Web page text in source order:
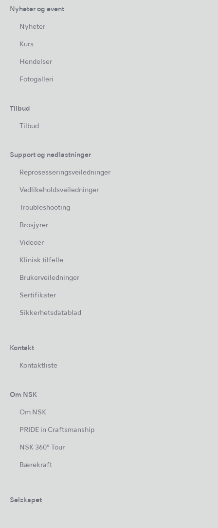
Nyheter og event
Nyheter
Kurs
Hendelser
Fotogalleri
Tilbud
Tilbud
Support og nedlastninger
Reprosesseringsveiledninger
Vedlikeholdsveiledninger
Troubleshooting
Brosjyrer
Videoer
Klinisk tilfelle
Brukerveiledninger
Sertifikater
Sikkerhetsdatablad
Kontakt
Kontaktliste
Om NSK
Om NSK
PRIDE in Craftsmanship
NSK 360° Tour
Bærekraft
Selskapet